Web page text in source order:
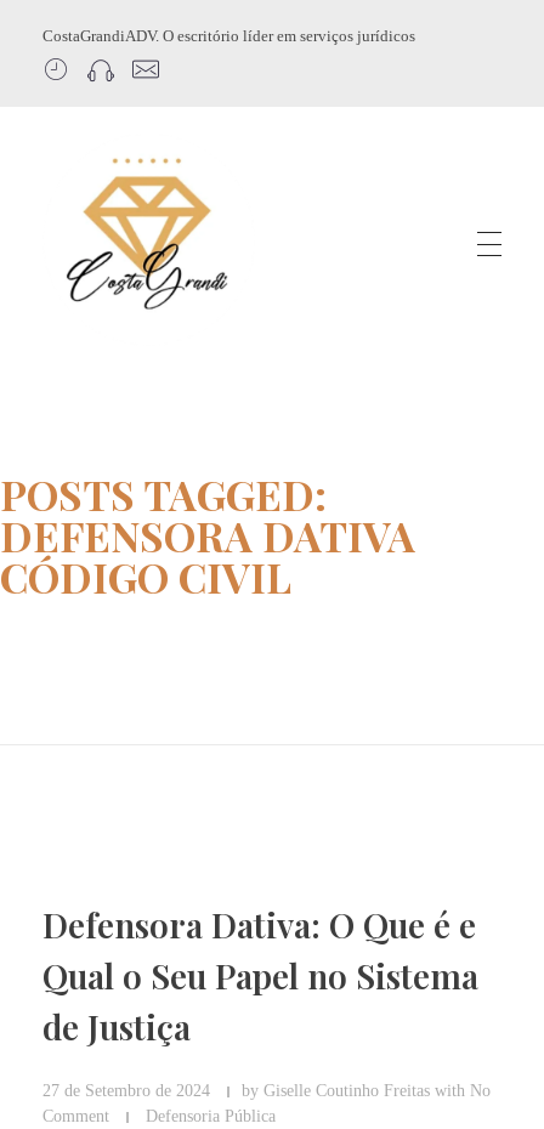
CostaGrandiADV. O escritório líder em serviços jurídicos
POSTS TAGGED:
DEFENSORA DATIVA
CÓDIGO CIVIL
Defensora Dativa: O Que é e
Qual o Seu Papel no Sistema
de Justiça
27 de Setembro de 2024 by Giselle Coutinho Freitas with No
Comment
Defensoria Pública